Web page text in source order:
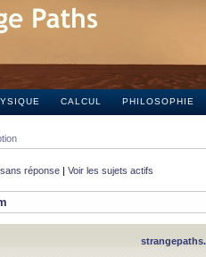
CALCUL PHILOSOPHIE
réponse | Voir les sujets actifs